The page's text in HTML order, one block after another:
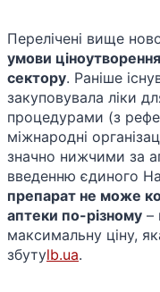
Перелічені вище
умови
сектору. Раніше
закуповувала ліки
процедурами (з
міжнародні
значно нижчими за
введенню єдиного
препарат не може
аптеки по-різному –
максимальну ціну,
збуту​lb.ua.